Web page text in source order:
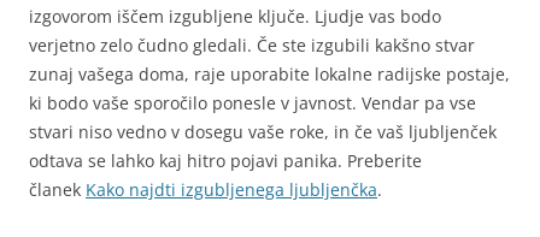
izgovorom iščem izgubljene ključe. Ljudje vas bodo
verjetno zelo čudno gledali. Če ste izgubili kakšno stvar
zunaj vašega doma, raje uporabite lokalne radijske postaje,
ki bodo vaše sporočilo ponesle v javnost. Vendar pa vse
stvari niso vedno v dosegu vaše roke, in če vaš ljubljenček
odtava se lahko kaj hitro pojavi panika. Preberite
članek Kako najdti izgubljenega ljubljenčka.